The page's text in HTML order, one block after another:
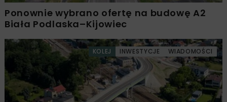
Ponownie wybrano ofertę na budowę A2
Biała Podlaska–Kijowiec
KOLEJ INWESTYCJE WIADOMOŚCI